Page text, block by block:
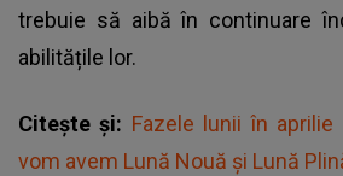
trebuie să aibă în continuare
abilitățile lor.
Citește și: Fazele lunii în aprilie
vom avem Lună Nouă și Lună